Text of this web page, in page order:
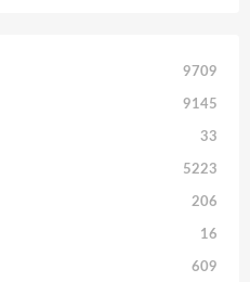
9709
9145
33
5223
206
16
609